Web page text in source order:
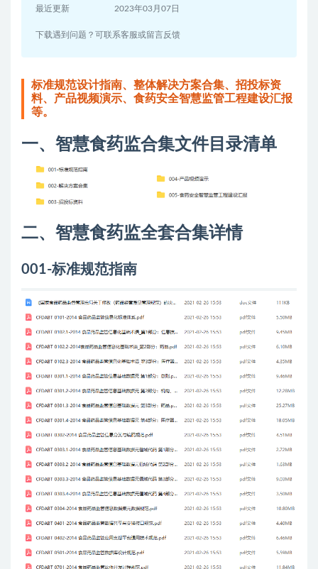
最近更新 2023年03月07日
下载遇到问题？可联系客服或留言反馈
标准规范设计指南、整体解决方案合集、招投标资
料、产品视频演示、食药安全智慧监管工程建设汇报
等。
一、智慧食药监合集文件目录清单
二、智慧食药监全套合集详情
001-标准规范指南